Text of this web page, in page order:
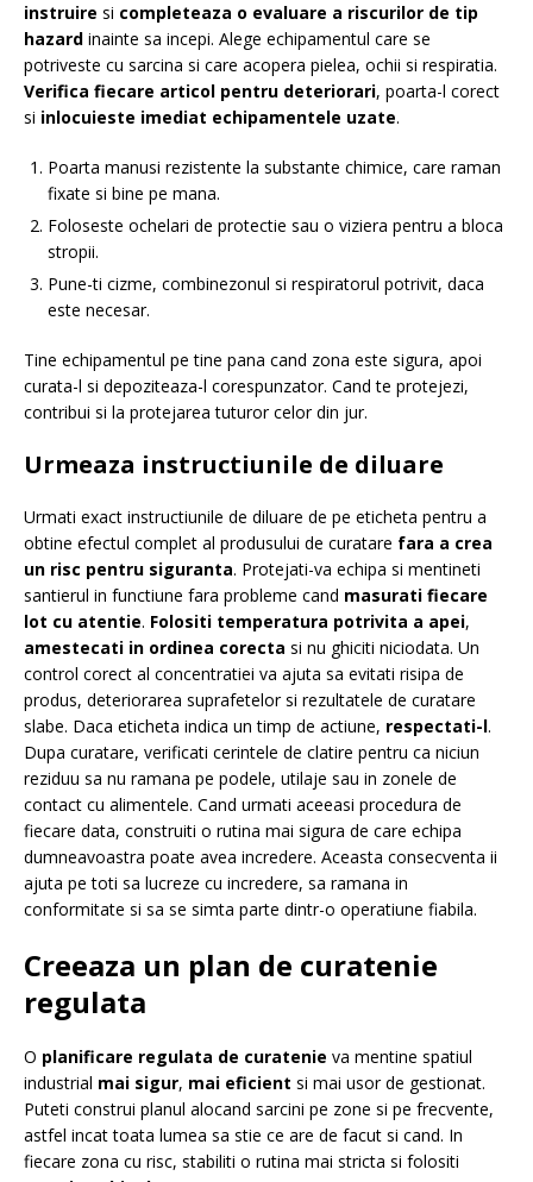
instruire si completeaza o evaluare a riscurilor de tip
hazard inainte sa incepi. Alege echipamentul care se
potriveste cu sarcina si care acopera pielea, ochii si respiratia.
Verifica fiecare articol pentru deteriorari, poarta-l corect
si inlocuieste imediat echipamentele uzate.
Poarta manusi rezistente la substante chimice, care raman
fixate si bine pe mana.
Foloseste ochelari de protectie sau o viziera pentru a bloca
stropii.
Pune-ti cizme, combinezonul si respiratorul potrivit, daca
este necesar.
Tine echipamentul pe tine pana cand zona este sigura, apoi
curata-l si depoziteaza-l corespunzator. Cand te protejezi,
contribui si la protejarea tuturor celor din jur.
Urmeaza instructiunile de diluare
Urmati exact instructiunile de diluare de pe eticheta pentru a
obtine efectul complet al produsului de curatare fara a crea
un risc pentru siguranta. Protejati-va echipa si mentineti
santierul in functiune fara probleme cand masurati fiecare
lot cu atentie. Folositi temperatura potrivita a apei,
amestecati in ordinea corecta si nu ghiciti niciodata. Un
control corect al concentratiei va ajuta sa evitati risipa de
produs, deteriorarea suprafetelor si rezultatele de curatare
slabe. Daca eticheta indica un timp de actiune, respectati-l.
Dupa curatare, verificati cerintele de clatire pentru ca niciun
reziduu sa nu ramana pe podele, utilaje sau in zonele de
contact cu alimentele. Cand urmati aceeasi procedura de
fiecare data, construiti o rutina mai sigura de care echipa
dumneavoastra poate avea incredere. Aceasta consecventa ii
ajuta pe toti sa lucreze cu incredere, sa ramana in
conformitate si sa se simta parte dintr-o operatiune fiabila.
Creeaza un plan de curatenie
regulata
O planificare regulata de curatenie va mentine spatiul
industrial mai sigur, mai eficient si mai usor de gestionat.
Puteti construi planul alocand sarcini pe zone si pe frecvente,
astfel incat toata lumea sa stie ce are de facut si cand. In
fiecare zona cu risc, stabiliti o rutina mai stricta si folositi